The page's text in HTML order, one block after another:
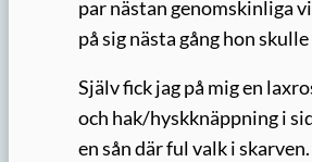
par nästan genomskinliga
på sig nästa gång hon
Själv fick jag på mig en
och hak/hyskknäppning i
en sån där ful valk i skarven.